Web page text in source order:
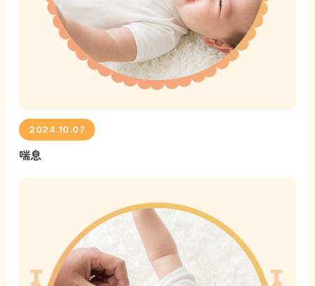
2024.10.07
喘息